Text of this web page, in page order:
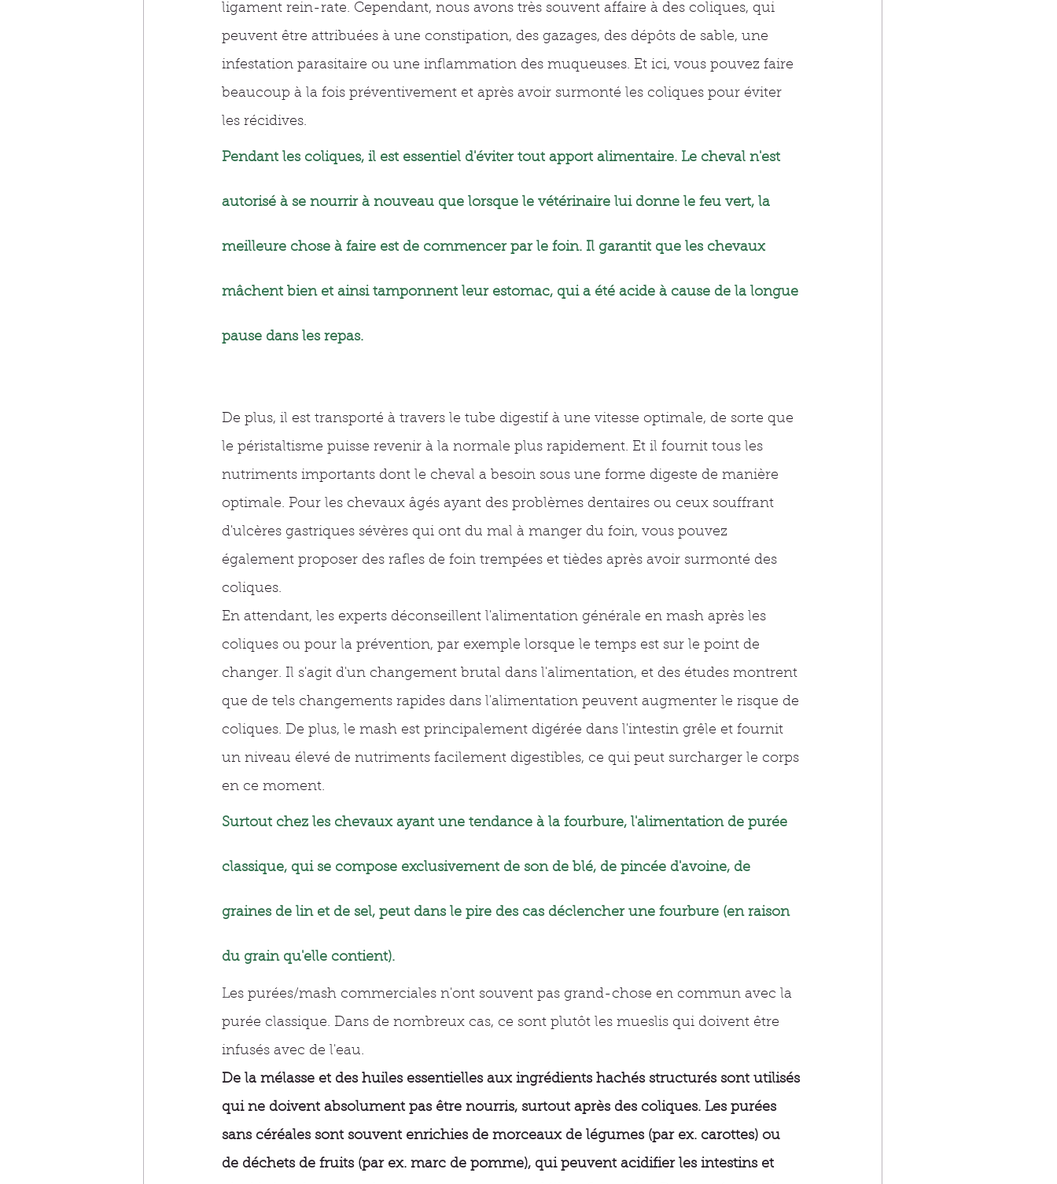
ligament rein-rate. Cependant, nous avons très souvent affaire à des coliques, qui
peuvent être attribuées à une constipation, des gazages, des dépôts de sable, une
infestation parasitaire ou une inflammation des muqueuses. Et ici, vous pouvez faire
beaucoup à la fois préventivement et après avoir surmonté les coliques pour éviter
les récidives.
Pendant les coliques, il est essentiel d'éviter tout apport alimentaire. Le cheval n'est
autorisé à se nourrir à nouveau que lorsque le vétérinaire lui donne le feu vert, la
meilleure chose à faire est de commencer par le foin. Il garantit que les chevaux
mâchent bien et ainsi tamponnent leur estomac, qui a été acide à cause de la longue
pause dans les repas.
De plus, il est transporté à travers le tube digestif à une vitesse optimale, de sorte que
le péristaltisme puisse revenir à la normale plus rapidement. Et il fournit tous les
nutriments importants dont le cheval a besoin sous une forme digeste de manière
optimale. Pour les chevaux âgés ayant des problèmes dentaires ou ceux souffrant
d'ulcères gastriques sévères qui ont du mal à manger du foin, vous pouvez
également proposer des rafles de foin trempées et tièdes après avoir surmonté des
coliques.
En attendant, les experts déconseillent l'alimentation générale en mash après les
coliques ou pour la prévention, par exemple lorsque le temps est sur le point de
changer. Il s'agit d'un changement brutal dans l'alimentation, et des études montrent
que de tels changements rapides dans l'alimentation peuvent augmenter le risque de
coliques. De plus, le mash est principalement digérée dans l'intestin grêle et fournit
un niveau élevé de nutriments facilement digestibles, ce qui peut surcharger le corps
en ce moment.
Surtout chez les chevaux ayant une tendance à la fourbure, l'alimentation de purée
classique, qui se compose exclusivement de son de blé, de pincée d'avoine, de
graines de lin et de sel, peut dans le pire des cas déclencher une fourbure (en raison
du grain qu'elle contient).
Les purées/mash commerciales n'ont souvent pas grand-chose en commun avec la
purée classique. Dans de nombreux cas, ce sont plutôt les mueslis qui doivent être
infusés avec de l'eau.
De la mélasse et des huiles essentielles aux ingrédients hachés structurés sont utilisés
qui ne doivent absolument pas être nourris, surtout après des coliques. Les purées
sans céréales sont souvent enrichies de morceaux de légumes (par ex. carottes) ou
de déchets de fruits (par ex. marc de pomme), qui peuvent acidifier les intestins et